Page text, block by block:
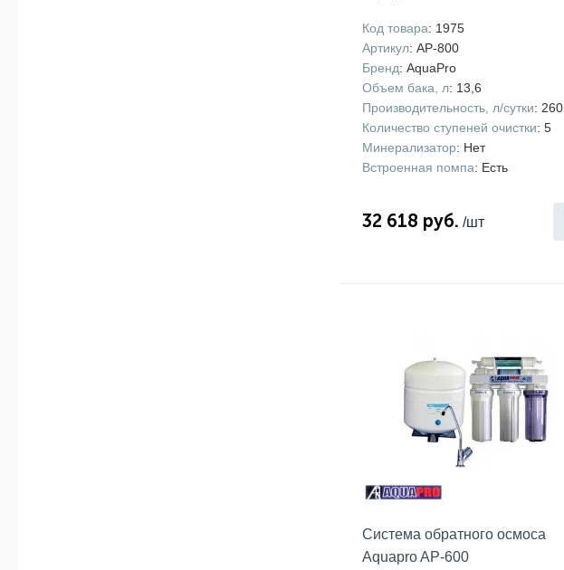
Код товара: 1975
Артикул: AP-800
Бренд: AquaPro
Объем бака, л: 13,6
Производительность, л/сутки: 260
Количество ступеней очистки: 5
Минерализатор: Нет
Встроенная помпа: Есть
32 618 руб. /шт
Система обратного осмоса
Aquapro AP-600